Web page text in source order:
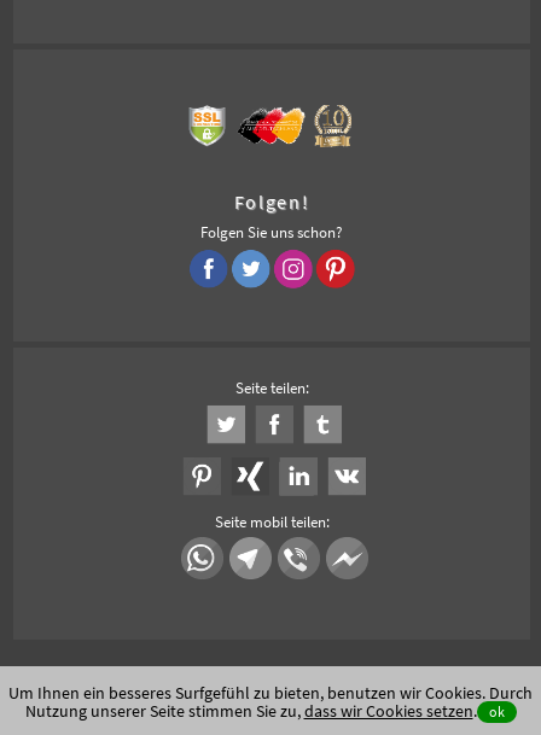
Folgen!
Folgen Sie uns schon?
Seite teilen:
Seite mobil teilen:
Um Ihnen ein besseres Surfgefühl zu bieten, benutzen wir Cookies. Durch
Nutzung unserer Seite stimmen Sie zu,dass wir Cookies setzen. ok